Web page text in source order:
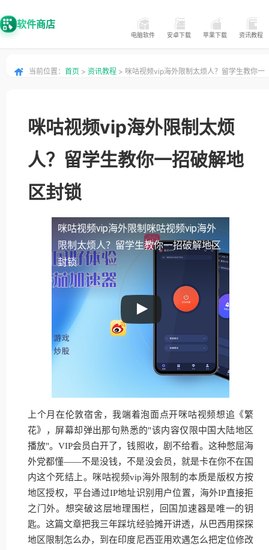
软件商店
电脑软件 安卓下载 苹果下载 资讯教程
当前位置： 首页 > 资讯教程 > 咪咕视频vip海外限制太烦人？留学生教你一
咪咕视频vip海外限制太烦
人？留学生教你一招破解地
区封锁
咪咕视频vip海外限制 咪咕视频vip海外
限制太烦人？留学生教你一招破解地区
封锁
上个月在伦敦宿舍，我端着泡面点开咪咕视频想追《繁
花》，屏幕却弹出那句熟悉的"该内容仅限中国大陆地区
播放"。VIP会员白开了，钱照收，剧不给看。这种憋屈海
外党都懂——不是没钱，不是没会员，就是卡在你不在国
内这个死结上。咪咕视频vip海外限制的本质是版权方按
地区授权，平台通过IP地址识别用户位置，海外IP直接拒
之门外。想突破这层地理围栏，回国加速器是唯一的钥
匙。这篇文章把我三年踩坑经验摊开讲透，从巴西用探探
地区限制怎么办，到在印度尼西亚用欢遇怎么把定位修改